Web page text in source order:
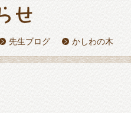
先生ブログ かしわの木